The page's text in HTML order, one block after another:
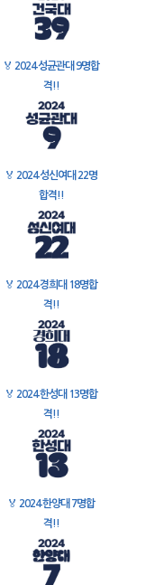
🏅 2024 성균관대 9명합
격!!
🏅 2024 성신여대 22명
합격!!
🏅 2024 경희대 18명합
격!!
🏅 2024 한성대 13명합
격!!
🏅 2024 한양대 7명합
격!!